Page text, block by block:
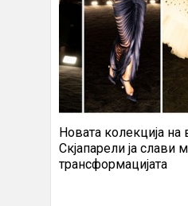
Новата колекција
Скјапарели ја слави
трансформацијата